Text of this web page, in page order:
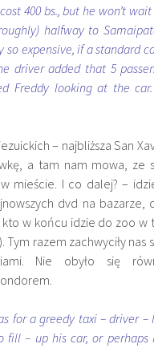
400 bs., but he won’t
halfway to
expensive, if a standard
driver added that 5
Freddy looking at the
– najbliższa San
a tam nam mowa, ze
mieście. I co dalej? –
dvd na bazarze,
w końcu idzie do zoo w
razem zachwyciły
Nie obyło się
for a greedy taxi – driver
fill – up his car, or